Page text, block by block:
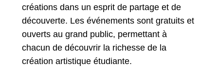
créations dans un esprit de partage et de
découverte. Les événements sont gratuits et
ouverts au grand public, permettant à
chacun de découvrir la richesse de la
création artistique étudiante.